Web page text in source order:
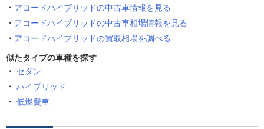
アコードハイブリッドの中古車情報を見る
アコードハイブリッドの中古車相場情報を見る
アコードハイブリッドの買取相場を調べる
似たタイプの車種を探す
セダン
ハイブリッド
低燃費車